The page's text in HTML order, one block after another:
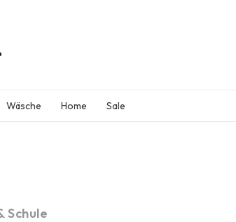
Wäsche Home Sale
SALE